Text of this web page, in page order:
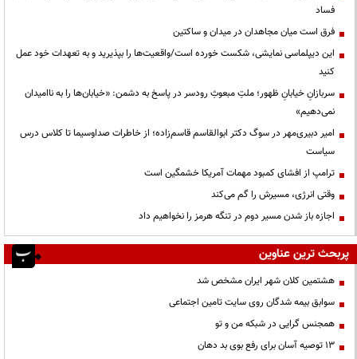
فساد
فرق است میان مجاهدان در میدان و ساکتین
این دیپلماسی نمایشی، شکست خورده است/واقعیت‌ها را بپذیرید و به تعهدات خود عمل
کنید
سربازانِ خیابانِ ظهور؛ ملتِ مبعوثِ رودسر در پاسخ به دشمن: «خیابان‌ها را به ناامیدان
نمی‌دهیم»
امیر دبیری‌مهر در سوگ دکتر ابوالقاسم قاسم‌زاده؛ از خاطرات صداوسیما تا کلاس درس
سیاست
ترامپ از افشای کمبود مهمات آمریکا خشمگین است
وقتی انرژی، مسیرش را گم می‌کند
اجازه باز شدن مسیر دوم در تنگه هرمز را نخواهیم داد
پربحث ترین عناوین
هشتمین کلان شهر ایران مشخص شد
سوابق بیمه شدگان روی سایت تامین اجتماعی
همجنس گرایی در شبکه من و تو
13 توصیه آسان برای رفع بوی بد دهان